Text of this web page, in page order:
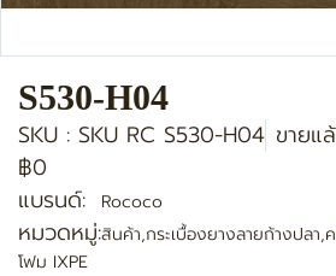
S530-H04
SKU : SKU RC S530-H04 ขายแ
฿0
แบรนด์:
Rococo
หมวดหมู่:สินค้า,กระเบื้องยางลายก้างปลา,
โฟม IXPE